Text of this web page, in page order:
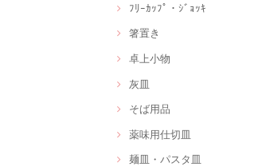
ﾌﾘｰｶｯﾌﾟ・ｼﾞｮｯｷ
箸置き
卓上小物
灰皿
そば用品
薬味用仕切皿
麺皿・パスタ皿